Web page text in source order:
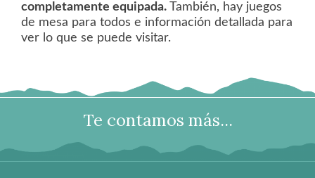
completamente equipada. También, hay juegos
de mesa para todos e información detallada para
ver lo que se puede visitar.
Te contamos más...